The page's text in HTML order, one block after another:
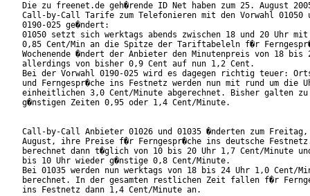
Die zu freenet.de geh�rende ID Net haben zum 25. August
Call-by-Call Tarife zum Telefonieren mit den Vorwahl 01050
0190-025 ge�ndert:
01050 setzt sich werktags abends zwischen 18 und 20 Uhr
0,85 Cent/Min an die Spitze der Tariftabeleln f�r
Wochenende �ndert der Anbieter den Minutenpreis von 18 bis
allerdings von bisher 0,9 Cent auf nun 1,2 Cent.
Bei der Vorwahl 0190-025 wird es dagegen richtig teuer:
und Ferngespr�che ins Festnetz werden nun mit rund um die
einheitlichen 3,0 Cent/Minute abgerechnet. Bisher galten zu
g�nstigen Zeiten 0,95 oder 1,4 Cent/Minute.
Call-by-Call Anbieter 01026 und 01035 �nderten zum
August, ihre Preise f�r Ferngespr�che ins deutsche
berechnet dann t�glich von 10 bis 20 Uhr 1,7 Cent/Minute
bis 10 Uhr wieder g�nstige 0,8 Cent/Minute.
Bei 01035 werden nun werktags von 18 bis 24 Uhr 1,0 Cent/
berechnet. In der gesamten restlichen Zeit fallen f�r
ins Festnetz dann 1,4 Cent/Minute an.